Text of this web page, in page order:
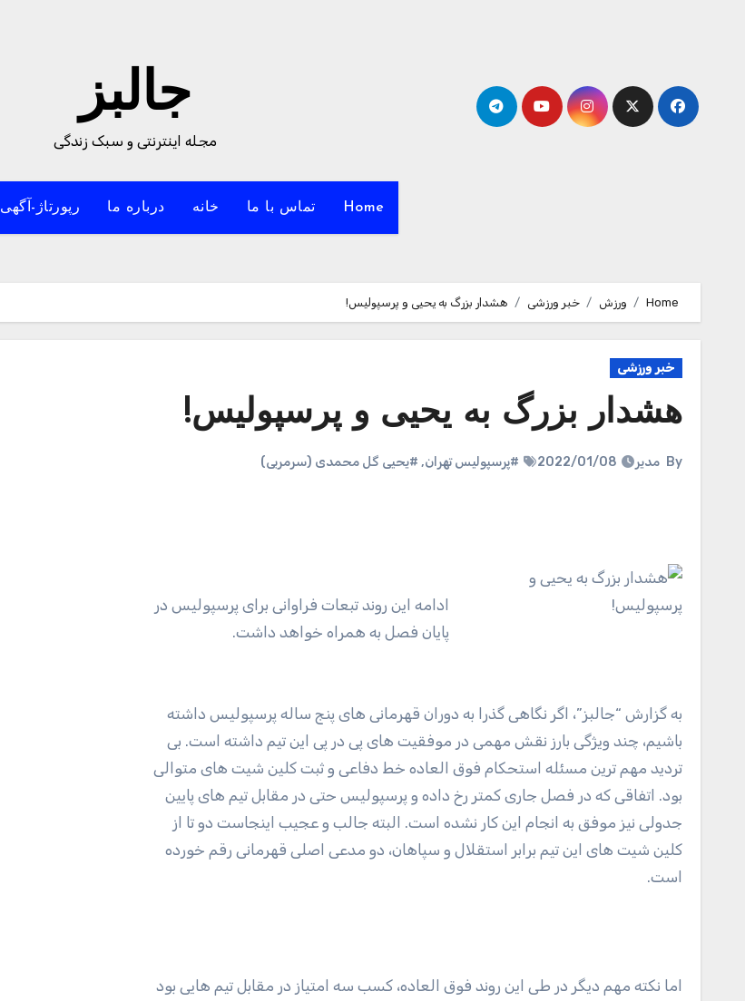
جالبز
مجله اینترنتی و سبک زندگی
Home تماس با ما خانه درباره ما رپورتاژ-آگهی
Home ورزش خبر ورزشی هشدار بزرگ به یحیی و پرسپولیس!
خبر ورزشی
هشدار بزرگ به یحیی و پرسپولیس!
By مدیر 2022/01/08 #پرسپولیس تهران, #یحیی گل محمدی (سرمربی)
ادامه این روند تبعات فراوانی برای پرسپولیس در
پایان فصل به همراه خواهد داشت.
به گزارش “جالبز”، اگر نگاهی گذرا به دوران قهرمانی های پنج ساله پرسپولیس داشته
باشیم، چند ویژگی بارز نقش مهمی در موفقیت های پی در پی این تیم داشته است. بی
تردید مهم ترین مسئله استحکام فوق العاده خط دفاعی و ثبت کلین شیت های متوالی
بود. اتفاقی که در فصل جاری کمتر رخ داده و پرسپولیس حتی در مقابل تیم های پایین
جدولی نیز موفق به انجام این کار نشده است. البته جالب و عجیب اینجاست دو تا از
کلین شیت های این تیم برابر استقلال و سپاهان، دو مدعی اصلی قهرمانی رقم خورده
است.
اما نکته مهم دیگر در طی این روند فوق العاده، کسب سه امتیاز در مقابل تیم هایی بود